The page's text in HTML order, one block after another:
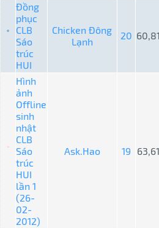
Đồng
phục
CLB
Sáo
trúc
HUI
Chicken Đông
Lạnh
20
Hình
ảnh
Offline
sinh
nhật
CLB
Sáo
trúc
HUI
lần 1
(26-
02-
2012)
Ask.Hao 19